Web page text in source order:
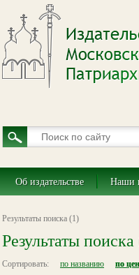
Об издательстве Наши
Результаты поиска (1)
Результаты поиска
Сортировать: по названию по